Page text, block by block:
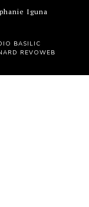
Iguna
BASILIC
REVOWEB